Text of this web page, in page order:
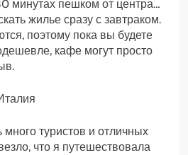
минутах пешком от центра…
жилье сразу с завтраком.
поэтому пока вы будете
кафе могут просто
туристов и отличных
что я путешествовала